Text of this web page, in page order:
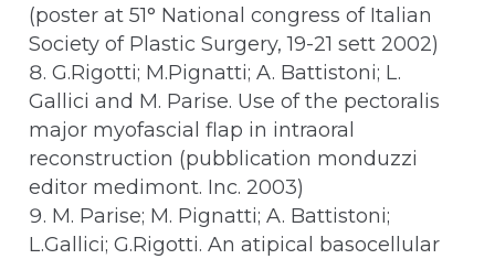
(poster at 51° National congress of Italian
Society of Plastic Surgery, 19-21 sett 2002)
G.Rigotti; M.Pignatti; A. Battistoni; L.
Gallici and M. Parise. Use of the pectoralis
major myofascial flap in intraoral
reconstruction (pubblication monduzzi
editor medimont. Inc. 2003)
M. Parise; M. Pignatti; A. Battistoni;
L.Gallici; G.Rigotti. An atipical basocellular